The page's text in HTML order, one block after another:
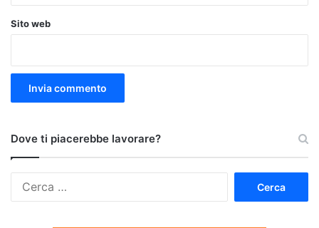
Sito web
Dove ti piacerebbe lavorare?